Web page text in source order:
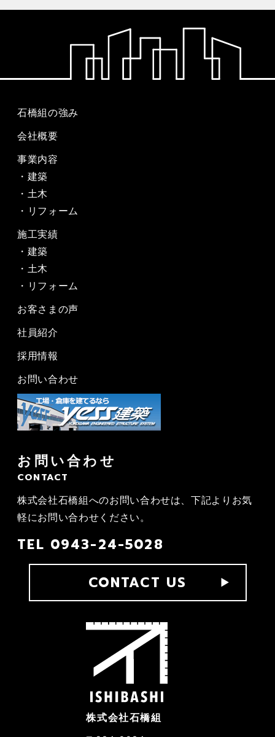
石橋組の強み
会社概要
事業内容
建築
土木
リフォーム
施工実績
建築
土木
リフォーム
お客さまの声
社員紹介
採用情報
お問い合わせ
お問い合わせ
CONTACT
株式会社石橋組へのお問い合わせは、下記よりお気
軽にお問い合わせください。
TEL 0943-24-5028
CONTACT US
株式会社石橋組